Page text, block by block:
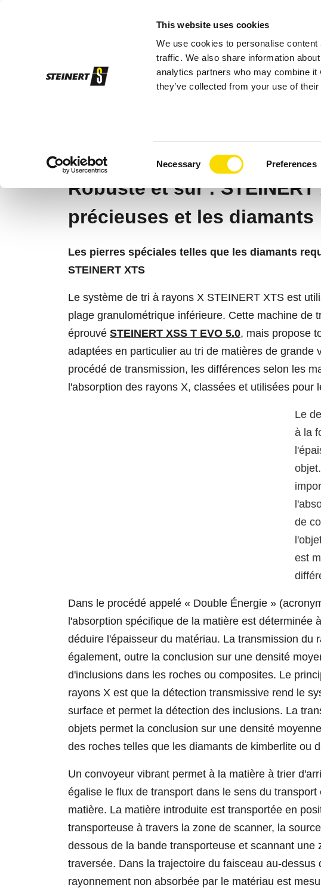
This website uses cookies
We use cookies to personalise
traffic. We also share information
analytics partners who may combine it
they’ve collected from your use of
Necessary Preferences
Aimants |
STEINERT XTS
Robuste et sûr :
précieuses et les diamants
Les pierres spéciales telles que les diamants
STEINERT XTS
Le système de tri à rayons X STEINERT XTS est
plage granulométrique inférieure. Cette machine de
éprouvé STEINERT XSS T EVO 5.0, mais propose
adaptées en particulier au tri de matières de grande
procédé de transmission, les différences selon les
l'absorption des rayons X, classées et utilisées pour
Le
à la
de
est
Dans le procédé appelé « Double Énergie »
l'absorption spécifique de la matière est déterminée
déduire l'épaisseur du matériau. La transmission du
également, outre la conclusion sur une densité
d'inclusions dans les roches ou composites. Le
rayons X est que la détection transmissive rend le
surface et permet la détection des inclusions. La
objets permet la conclusion sur une densité
des roches telles que les diamants de kimberlite ou
Un convoyeur vibrant permet à la matière à trier
égalise le flux de transport dans le sens du
matière. La matière introduite est transportée en
transporteuse à travers la zone de scanner, la
dessous de la bande transporteuse et scannant
traversée. Dans la trajectoire du faisceau au-
rayonnement non absorbée par le matériau est